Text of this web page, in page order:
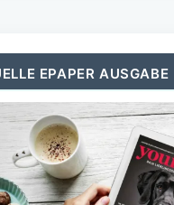
EPAPER AUSGABE